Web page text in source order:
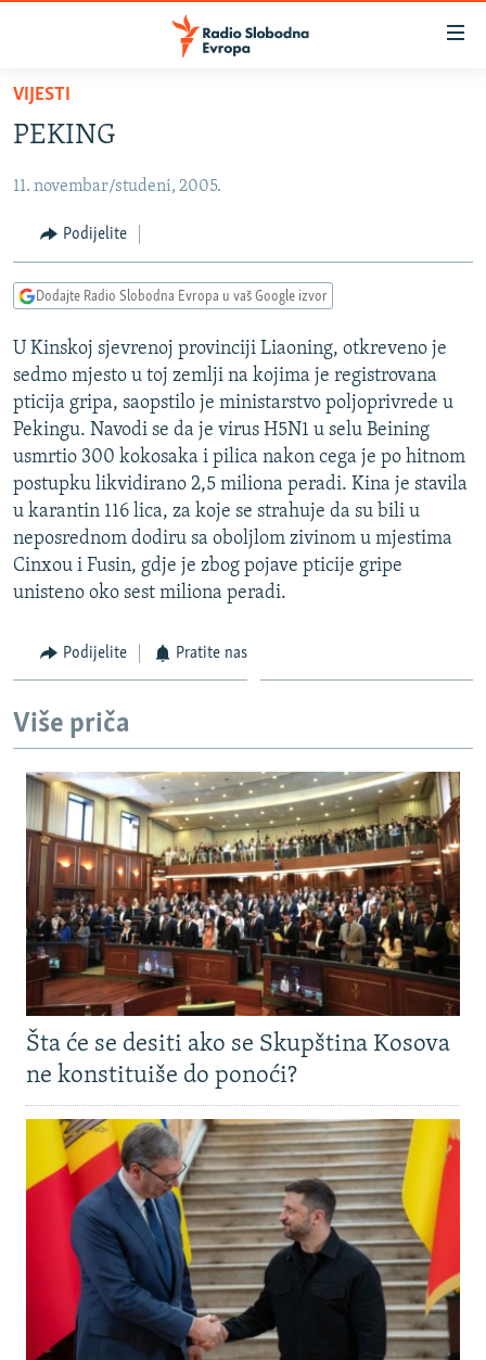
Pređite
glavni
Pređite
Pređite
pretragu
SRBIJA
KOSOVO
VIZUELNO
VIDEO
FOTOGALERIJE
INFOGRAFIKE
PODCASTI
RAT U UKRAJINI
KINA NA BALKANU
RSE PRIČE IZ SVIJETA
ISPRIČAJ MI
DNEVNO@RSE
SPECIJALI RSE
GENOCID U SREBRENICI
TV LIBERTY
POST SCRIPTUM
MOJA EVROPA
TRI DECENIJE OD RATA U BIH
SVE KARTE DEJTONA
NASTANAK I RASPAD JUGOSLAVIJE
PRATITE NAS
Sve RFE/RL stranice
VIJESTI
PEKING
11. novembar/studeni, 2005.
Podijelite
Dodajte Radio Slobodna Evropa u vaš Google izvor
U Kinskoj sjevrenoj provinciji Liaoning, otkreveno je
sedmo mjesto u toj zemlji na kojima je registrovana
pticija gripa, saopstilo je ministarstvo poljoprivrede u
Pekingu. Navodi se da je virus H5N1 u selu Beining
usmrtio 300 kokosaka i pilica nakon cega je po hitnom
postupku likvidirano 2,5 miliona peradi. Kina je stavila
u karantin 116 lica, za koje se strahuje da su bili u
neposrednom dodiru sa oboljlom zivinom u mjestima
Cinxou i Fusin, gdje je zbog pojave pticije gripe
unisteno oko sest miliona peradi.
Podijelite Pratite nas
Više priča
Šta će se desiti ako se Skupština Kosova
ne konstituiše do ponoći?